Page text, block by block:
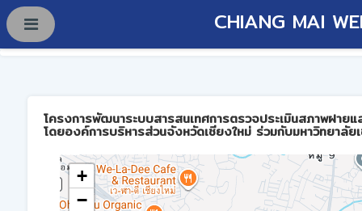
CHIANG MAI
โครงการพัฒนาระบบสารสนเทศการตรวจประเมินสภาพฝาย
โดยองค์การบริหารส่วนจังหวัดเชียงใหม่ ร่วมกับมหาวิทยาลัย
+
−